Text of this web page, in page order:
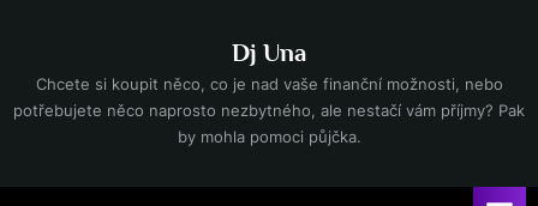
content
Dj Una
Chcete si koupit něco, co je nad vaše finanční možnosti, nebo
potřebujete něco naprosto nezbytného, ale nestačí vám příjmy? Pak
by mohla pomoci půjčka.